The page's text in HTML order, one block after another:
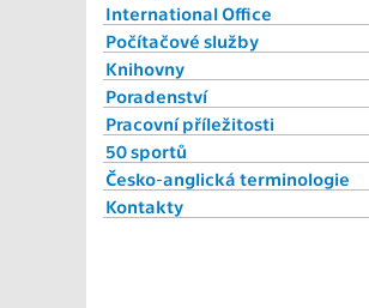
International Office
Počítačové služby
Knihovny
Poradenství
Pracovní příležitosti
50 sportů
Česko-anglická terminologie
Kontakty